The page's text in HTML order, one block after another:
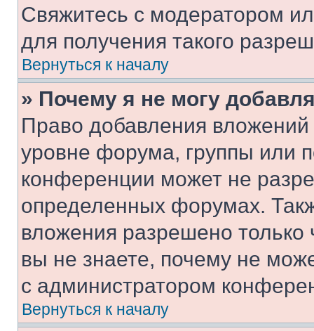
Свяжитесь с модератором
для получения такого
Вернуться к началу
» Почему я не могу
Право добавления
уровне форума, группы или
конференции может не
определенных форумах.
вложения разрешено
вы не знаете, почему не
с администратором
Вернуться к началу